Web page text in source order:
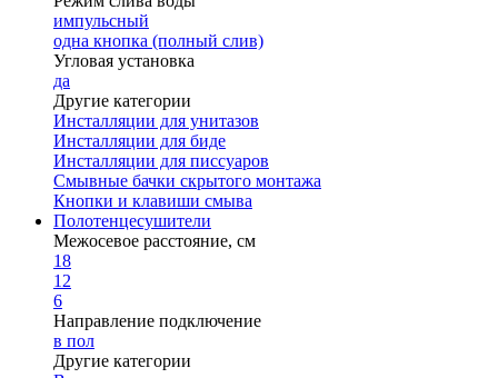
импульсный
одна кнопка (полный слив)
Угловая установка
да
Другие категории
Инсталляции для унитазов
Инсталляции для биде
Инсталляции для писсуаров
Смывные бачки скрытого монтажа
Кнопки и клавиши смыва
Полотенцесушители
Межосевое расстояние, см
18
12
6
Направление подключение
в пол
Другие категории